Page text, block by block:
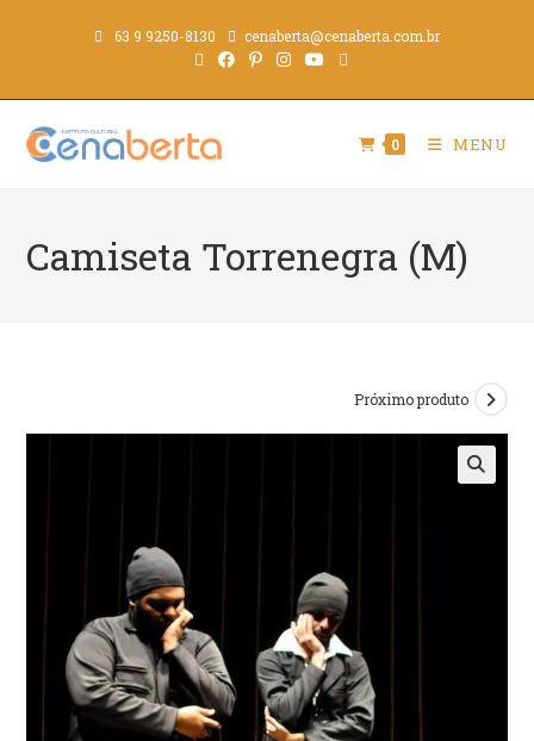
63 9 9250-8130 cenaberta@cenaberta.com.br
0 MENU
Camiseta Torrenegra (M)
Próximo produto